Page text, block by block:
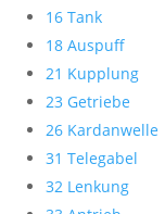
16 Tank
18 Auspuff
21 Kupplung
23 Getriebe
26 Kardanwelle
31 Telegabel
32 Lenkung